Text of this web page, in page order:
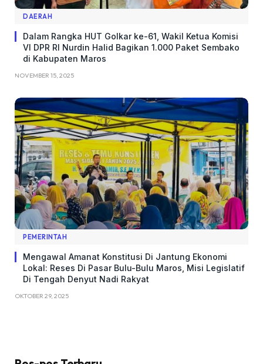
DAERAH
Dalam Rangka HUT Golkar ke-61, Wakil Ketua Komisi
VI DPR RI Nurdin Halid Bagikan 1.000 Paket Sembako
di Kabupaten Maros
NOVEMBER 15, 2025
PEMERINTAH
Mengawal Amanat Konstitusi Di Jantung Ekonomi
Lokal: Reses Di Pasar Bulu-Bulu Maros, Misi Legislatif
Di Tengah Denyut Nadi Rakyat
OKTOBER 29, 2025